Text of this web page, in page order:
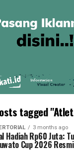
tagged
3 months ago
Hadiah Rp60 Juta:
Cup 2026